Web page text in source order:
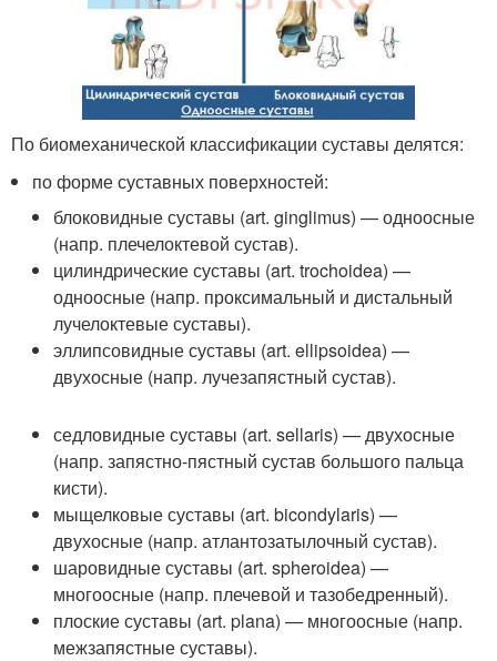
По биомеханической классификации суставы делятся:
по форме суставных поверхностей:
блоковидные суставы (art. ginglimus) — одноосные
(напр. плечелоктевой сустав).
цилиндрические суставы (art. trochoidea) —
одноосные (напр. проксимальный и дистальный
лучелоктевые суставы).
эллипсовидные суставы (art. ellipsoidea) —
двухосные (напр. лучезапястный сустав).
седловидные суставы (art. sellaris) — двухосные
(напр. запястно-пястный сустав большого пальца
кисти).
мыщелковые суставы (art. bicondylaris) —
двухосные (напр. атлантозатылочный сустав).
шаровидные суставы (art. spheroidea) —
многоосные (напр. плечевой и тазобедренный).
плоские суставы (art. plana) — многоосные (напр.
межзапястные суставы).